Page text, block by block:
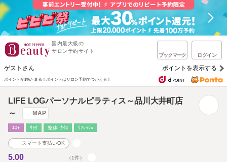
国内最大級の
サロン予約サイト
ブックマーク ログイン
ゲストさん ポイントを表示する
ポイントが1%たまる！ ポイントはサロン予約でつかえる！
LIFE LOGパーソナルピラティス～品川大井町店
～
MAP
ｴｽﾃ ﾘﾗｸ 整体･ｶｲﾛ ﾘﾌﾚｯｼｭ
スマート支払いOK
5.00 （1件）